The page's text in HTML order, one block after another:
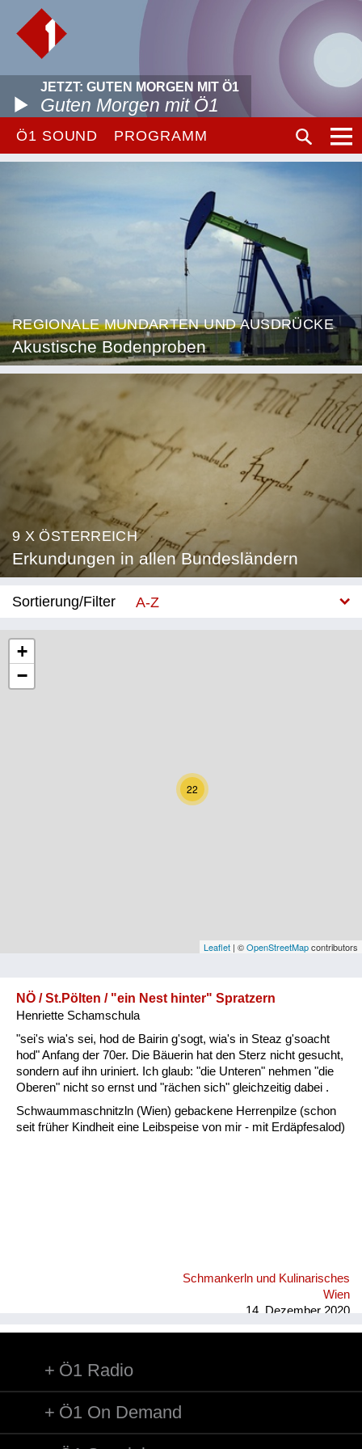
JETZT: GUTEN MORGEN MIT Ö1
Guten Morgen mit Ö1
Ö1 SOUND PROGRAMM
REGIONALE MUNDARTEN UND AUSDRÜCKE
Akustische Bodenproben
9 X ÖSTERREICH
Erkundungen in allen Bundesländern
Sortierung/Filter
A-Z
Niederösterreich
Oberösterreich
Vorarlberg
Natur und Landwirtschaft
Fluchen und Reden
Mensch, Tier und Alltag
22
+
−
Leaflet | ©OpenStreetMapcontributors
NÖ / St.Pölten / "ein Nest hinter" Spratzern
Henriette Schamschula
"sei's wia's sei, hod de Bairin g'sogt, wia's in Steaz g'soacht
hod" Anfang der 70er. Die Bäuerin hat den Sterz nicht gesucht,
sondern auf ihn uriniert. Ich glaub: "die Unteren" nehmen "die
Oberen" nicht so ernst und "rächen sich" gleichzeitig dabei .
Schwaummaschnitzln (Wien) gebackene Herrenpilze (schon
seit früher Kindheit eine Leibspeise von mir - mit Erdäpfesalod)
Schmankerln und Kulinarisches
Wien
14. Dezember 2020
Ö1 Radio
Ö1 On Demand